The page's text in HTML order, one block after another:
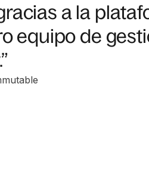
a la
equipo de